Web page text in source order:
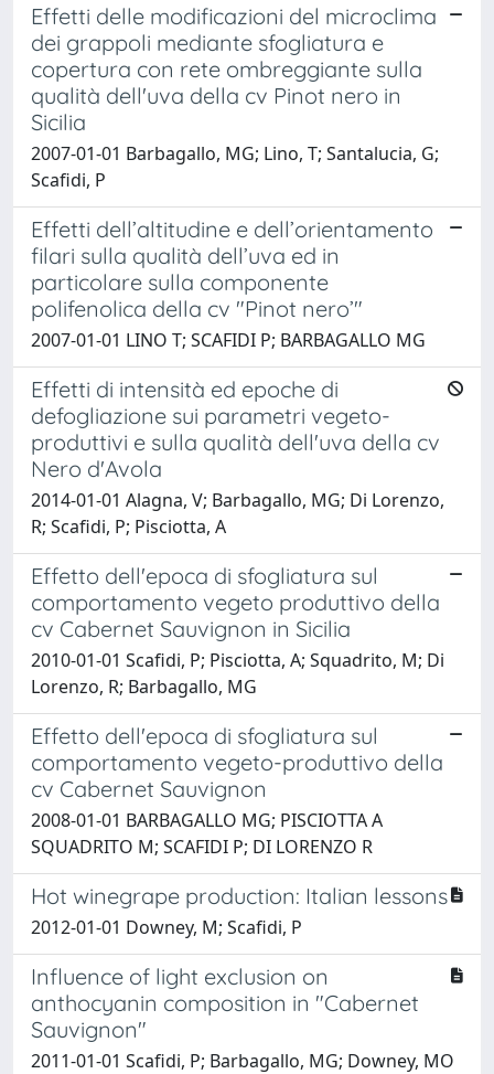
Effetti delle modificazioni del microclima
dei grappoli mediante sfogliatura e
copertura con rete ombreggiante sulla
qualità dell'uva della cv Pinot nero in
Sicilia
2007-01-01 Barbagallo, MG; Lino, T; Santalucia, G;
Scafidi, P
Effetti dell’altitudine e dell’orientamento
filari sulla qualità dell’uva ed in
particolare sulla componente
polifenolica della cv "Pinot nero’"
2007-01-01 LINO T; SCAFIDI P; BARBAGALLO MG
Effetti di intensità ed epoche di
defogliazione sui parametri vegeto-
produttivi e sulla qualità dell'uva della cv
Nero d'Avola
2014-01-01 Alagna, V; Barbagallo, MG; Di Lorenzo,
R; Scafidi, P; Pisciotta, A
Effetto dell'epoca di sfogliatura sul
comportamento vegeto produttivo della
cv Cabernet Sauvignon in Sicilia
2010-01-01 Scafidi, P; Pisciotta, A; Squadrito, M; Di
Lorenzo, R; Barbagallo, MG
Effetto dell'epoca di sfogliatura sul
comportamento vegeto-produttivo della
cv Cabernet Sauvignon
2008-01-01 BARBAGALLO MG; PISCIOTTA A
SQUADRITO M; SCAFIDI P; DI LORENZO R
Hot winegrape production: Italian lessons
2012-01-01 Downey, M; Scafidi, P
Influence of light exclusion on
anthocyanin composition in "Cabernet
Sauvignon"
2011-01-01 Scafidi, P; Barbagallo, MG; Downey, MO